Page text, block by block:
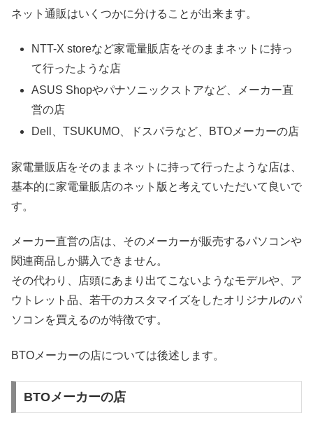
ネット通販はいくつかに分けることが出来ます。
NTT-X storeなど家電量販店をそのままネットに持っ
て行ったような店
ASUS Shopやパナソニックストアなど、メーカー直
営の店
Dell、TSUKUMO、ドスパラなど、BTOメーカーの店
家電量販店をそのままネットに持って行ったような店は、
基本的に家電量販店のネット版と考えていただいて良いで
す。
メーカー直営の店は、そのメーカーが販売するパソコンや
関連商品しか購入できません。
その代わり、店頭にあまり出てこないようなモデルや、ア
ウトレット品、若干のカスタマイズをしたオリジナルのパ
ソコンを買えるのが特徴です。
BTOメーカーの店については後述します。
BTOメーカーの店